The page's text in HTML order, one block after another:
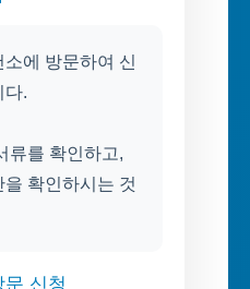
에 방문하여 신
다.
류를 확인하고,
을 확인하시는 것
문 신청